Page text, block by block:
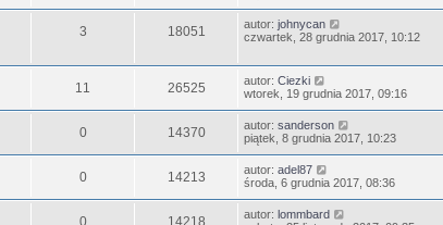
3 18051 autor: johnycan
czwartek, 28 grudnia 2017, 10:12
11 26525 autor: Ciezki
wtorek, 19 grudnia 2017, 09:16
0 14370 autor: sanderson
piątek, 8 grudnia 2017, 10:23
0 14213 autor: adel87
środa, 6 grudnia 2017, 08:36
0 14218 autor: lommbard